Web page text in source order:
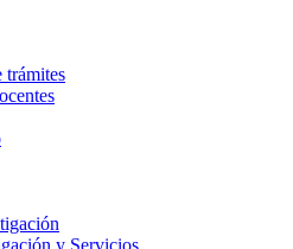
trámites
y Servicios